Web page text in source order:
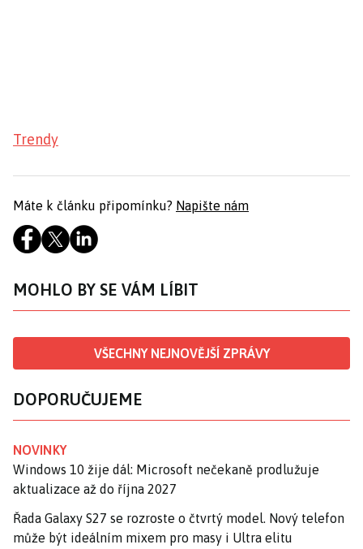
Trendy
Máte k článku připomínku? Napište nám
MOHLO BY SE VÁM LÍBIT
VŠECHNY NEJNOVĚJŠÍ ZPRÁVY
DOPORUČUJEME
NOVINKY
Windows 10 žije dál: Microsoft nečekaně prodlužuje
aktualizace až do října 2027
Řada Galaxy S27 se rozroste o čtvrtý model. Nový telefon
může být ideálním mixem pro masy i Ultra elitu